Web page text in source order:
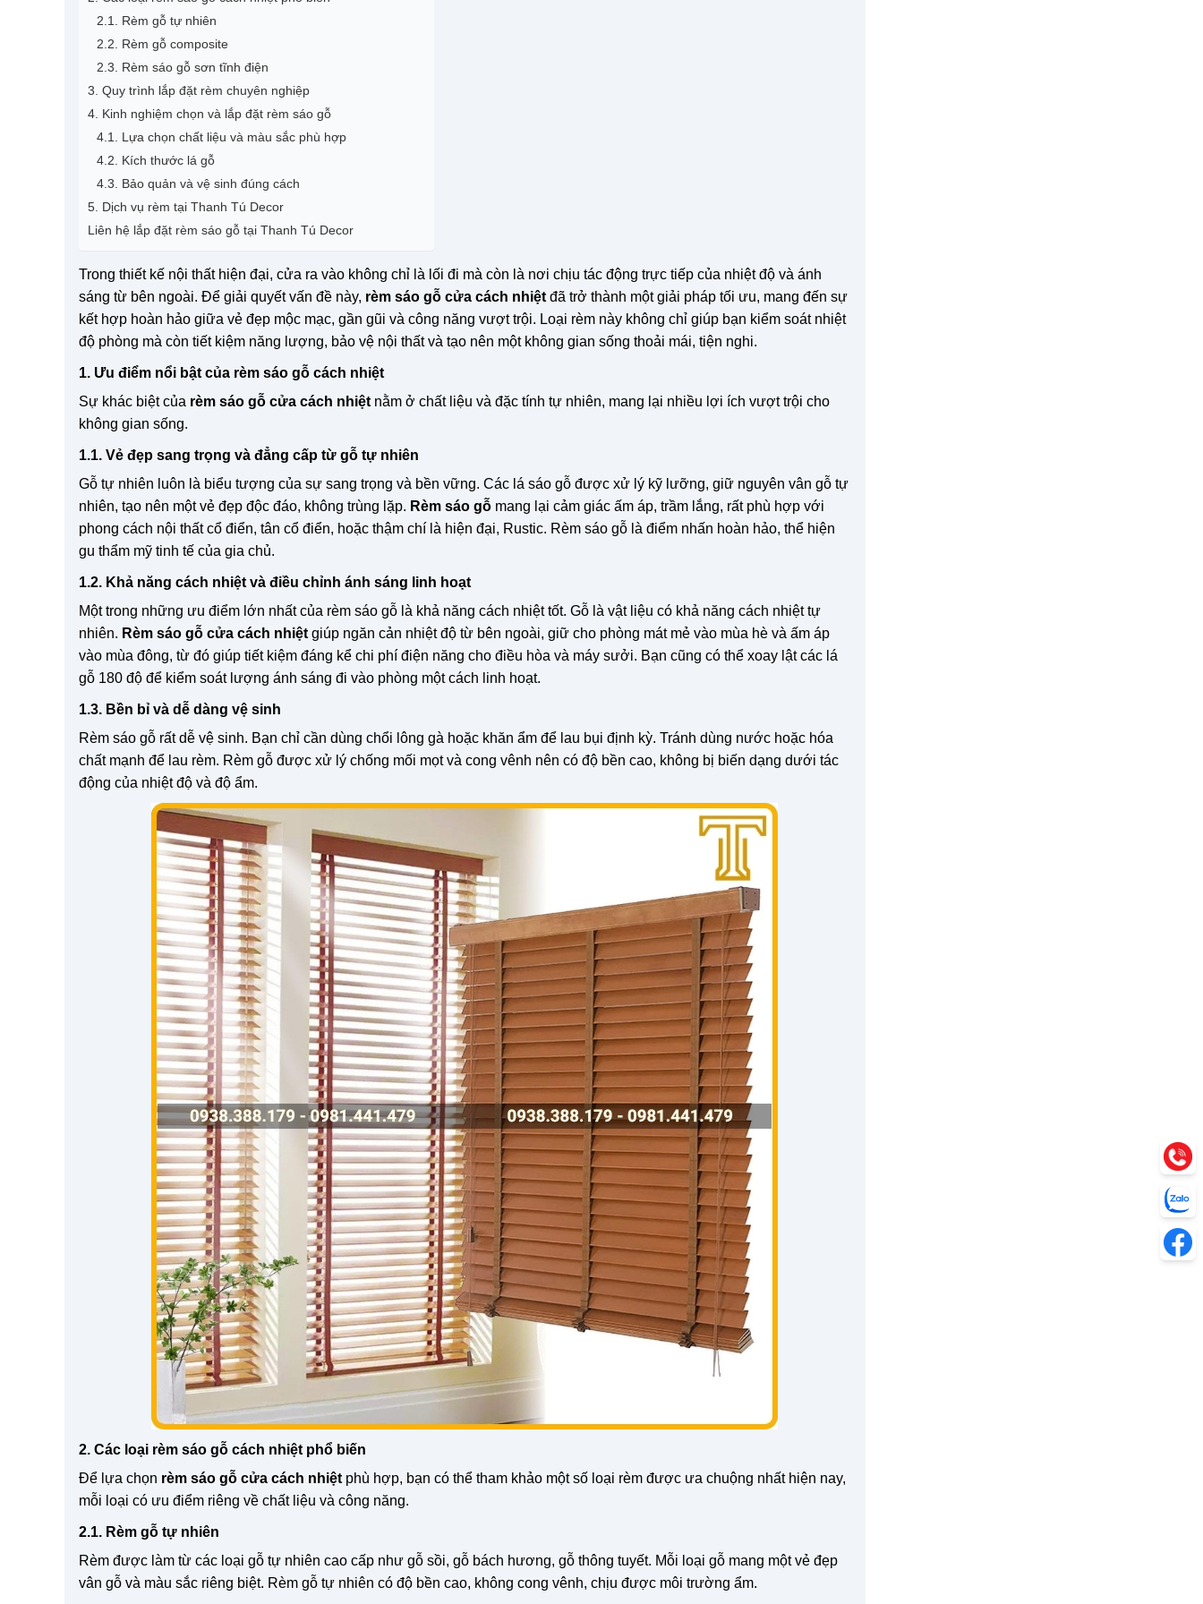
2.1. Rèm gỗ tự nhiên
2.2. Rèm gỗ composite
2.3. Rèm sáo gỗ sơn tĩnh điện
3. Quy trình lắp đặt rèm chuyên nghiệp
4. Kinh nghiệm chọn và lắp đặt rèm sáo gỗ
4.1. Lựa chọn chất liệu và màu sắc phù hợp
4.2. Kích thước lá gỗ
4.3. Bảo quản và vệ sinh đúng cách
5. Dịch vụ rèm tại Thanh Tú Decor
Liên hệ lắp đặt rèm sáo gỗ tại Thanh Tú Decor
Trong thiết kế nội thất hiện đại, cửa ra vào không chỉ là lối đi mà còn là nơi chịu tác động trực tiếp của nhiệt độ và ánh
sáng từ bên ngoài. Để giải quyết vấn đề này, rèm sáo gỗ cửa cách nhiệt đã trở thành một giải pháp tối ưu, mang đến sự
kết hợp hoàn hảo giữa vẻ đẹp mộc mạc, gần gũi và công năng vượt trội. Loại rèm này không chỉ giúp bạn kiểm soát nhiệt
độ phòng mà còn tiết kiệm năng lượng, bảo vệ nội thất và tạo nên một không gian sống thoải mái, tiện nghi.
1. Ưu điểm nổi bật của rèm sáo gỗ cách nhiệt
Sự khác biệt của rèm sáo gỗ cửa cách nhiệt nằm ở chất liệu và đặc tính tự nhiên, mang lại nhiều lợi ích vượt trội cho
không gian sống.
1.1. Vẻ đẹp sang trọng và đẳng cấp từ gỗ tự nhiên
Gỗ tự nhiên luôn là biểu tượng của sự sang trọng và bền vững. Các lá sáo gỗ được xử lý kỹ lưỡng, giữ nguyên vân gỗ tự
nhiên, tạo nên một vẻ đẹp độc đáo, không trùng lặp. Rèm sáo gỗ mang lại cảm giác ấm áp, trầm lắng, rất phù hợp với
phong cách nội thất cổ điển, tân cổ điển, hoặc thậm chí là hiện đại, Rustic. Rèm sáo gỗ là điểm nhấn hoàn hảo, thể hiện
gu thẩm mỹ tinh tế của gia chủ.
1.2. Khả năng cách nhiệt và điều chỉnh ánh sáng linh hoạt
Một trong những ưu điểm lớn nhất của rèm sáo gỗ là khả năng cách nhiệt tốt. Gỗ là vật liệu có khả năng cách nhiệt tự
nhiên. Rèm sáo gỗ cửa cách nhiệt giúp ngăn cản nhiệt độ từ bên ngoài, giữ cho phòng mát mẻ vào mùa hè và ấm áp
vào mùa đông, từ đó giúp tiết kiệm đáng kể chi phí điện năng cho điều hòa và máy sưởi. Bạn cũng có thể xoay lật các lá
gỗ 180 độ để kiểm soát lượng ánh sáng đi vào phòng một cách linh hoạt.
1.3. Bền bỉ và dễ dàng vệ sinh
Rèm sáo gỗ rất dễ vệ sinh. Bạn chỉ cần dùng chổi lông gà hoặc khăn ẩm để lau bụi định kỳ. Tránh dùng nước hoặc hóa
chất mạnh để lau rèm. Rèm gỗ được xử lý chống mối mọt và cong vênh nên có độ bền cao, không bị biến dạng dưới tác
động của nhiệt độ và độ ẩm.
2. Các loại rèm sáo gỗ cách nhiệt phổ biến
Để lựa chọn rèm sáo gỗ cửa cách nhiệt phù hợp, bạn có thể tham khảo một số loại rèm được ưa chuộng nhất hiện nay,
mỗi loại có ưu điểm riêng về chất liệu và công năng.
2.1. Rèm gỗ tự nhiên
Rèm được làm từ các loại gỗ tự nhiên cao cấp như gỗ sồi, gỗ bách hương, gỗ thông tuyết. Mỗi loại gỗ mang một vẻ đẹp
vân gỗ và màu sắc riêng biệt. Rèm gỗ tự nhiên có độ bền cao, không cong vênh, chịu được môi trường ẩm.